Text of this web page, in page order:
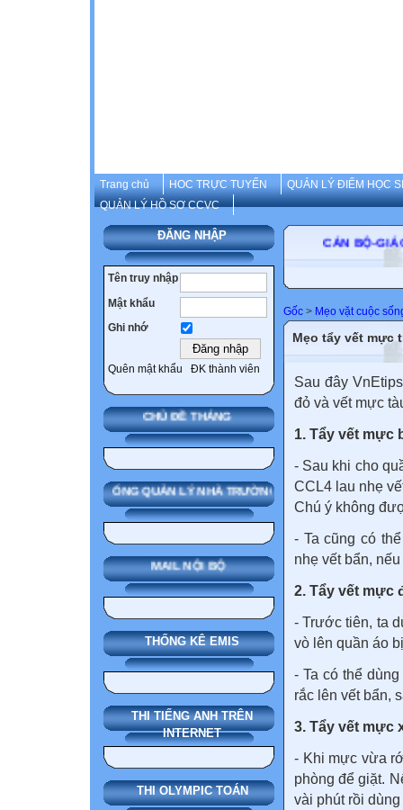
Trang chủ HOC TRỰC TUYẾN
QUẢN LÝ ĐIỂM HỌC
QUẢN LÝ HỒ SƠ CCVC
ĐĂNG NHẬP
Tên truy nhập
Mật khẩu
Ghi nhớ
Quên mật khẩu ĐK thành viên
CHỦ ĐỀ THÁNG
SMAS HỆ THỐNG QUẢN LÝ NHÀ TRƯỜNG
MAIL NỘI BỘ
THỐNG KÊ EMIS
THI TIẾNG ANH TRÊN
INTERNET
THI OLYMPIC TOÁN
CÁN
Gốc > Mẹo vặt cuộc
Mẹo tẩy vết mực
Sau đây
đỏ và vết mực
1. Tẩy vết mực
- Sau khi cho
CCL4 lau nhẹ
Chú ý không
- Ta cũng có
nhẹ vết bẩn,
2. Tẩy vết mực
- Trước tiên, ta
vò lên quần áo
- Ta có thể
rắc lên vết bẩn,
3. Tẩy vết mực
- Khi mực vừa
phòng để giặt.
vài phút rồi